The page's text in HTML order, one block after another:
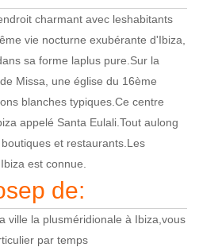
charmant avec leshabitants
vie nocturne exubérante d'Ibiza,
sa forme laplus pure.Sur la
Missa, une église du 16ème
blanches typiques.Ce centre
appelé Santa Eulali.Tout aulong
et restaurants.Les
est connue.
de:
ville la plusméridionale à Ibiza,vous
par temps